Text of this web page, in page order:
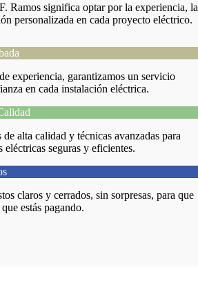
Ramos significa optar por la experiencia, la
personalizada en cada proyecto eléctrico.
experiencia, garantizamos un servicio
en cada instalación eléctrica.
alta calidad y técnicas avanzadas para
eléctricas seguras y eficientes.
claros y cerrados, sin sorpresas, para que
estás pagando.